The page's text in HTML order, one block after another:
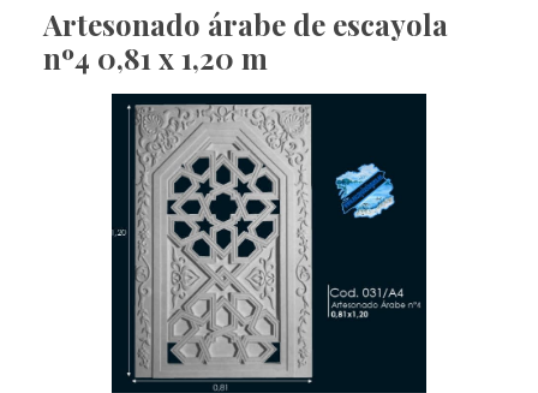
Artesonado árabe de escayola
nº4 0,81 x 1,20 m